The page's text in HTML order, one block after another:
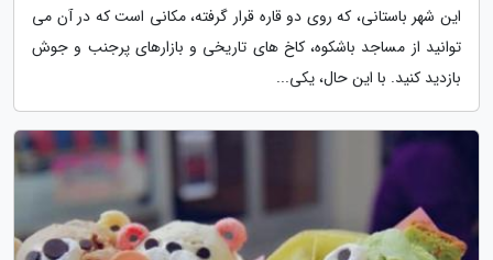
این شهر باستانی، که روی دو قاره قرار گرفته، مکانی است که در آن می
توانید از مساجد باشکوه، کاخ های تاریخی و بازارهای پرجنب و جوش
بازدید کنید. با این حال، یکی...